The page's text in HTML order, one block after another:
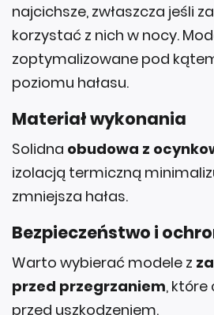
najcichsze, zwłaszcza jeśli
korzystać z nich w nocy.
zoptymalizowane pod
poziomu hałasu.
Materiał wykonania
Solidna obudowa z
izolacją termiczną
zmniejsza hałas.
Bezpieczeństwo i
Warto wybierać modele z
przed przegrzaniem, które
przed uszkodzeniem.